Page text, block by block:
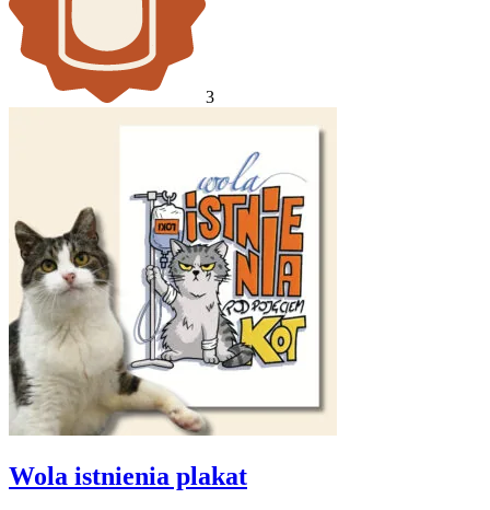
3
Wola istnienia plakat